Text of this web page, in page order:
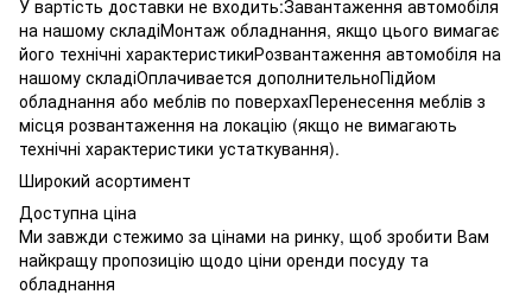
У вартість доставки не входить:Завантаження автомобіля
на нашому складіМонтаж обладнання, якщо цього вимагає
його технічні характеристикиРозвантаження автомобіля на
нашому складіОплачивается дополнительноПідйом
обладнання або меблів по поверхахПеренесення меблів з
місця розвантаження на локацію (якщо не вимагають
технічні характеристики устаткування).
Широкий асортимент
Доступна ціна
Ми завжди стежимо за цінами на ринку, щоб зробити Вам
найкращу пропозицію щодо ціни оренди посуду та
обладнання